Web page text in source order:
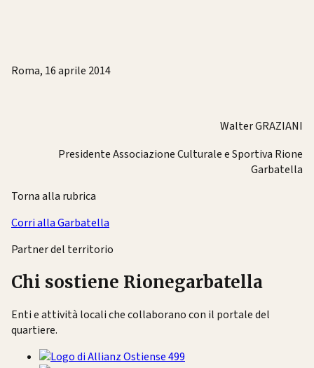
Roma, 16 aprile 2014
Walter GRAZIANI
Presidente Associazione Culturale e Sportiva Rione
Garbatella
Torna alla rubrica
Corri alla Garbatella
Partner del territorio
Chi sostiene Rionegarbatella
Enti e attività locali che collaborano con il portale del
quartiere.